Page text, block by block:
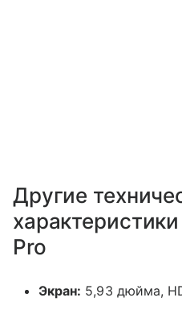
Другие
Pro
Экран: 5,93 дюйма,